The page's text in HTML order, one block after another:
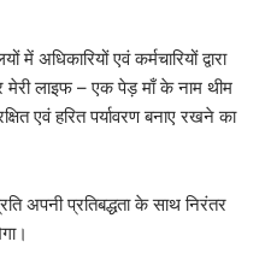
एवं कर्मचारियों द्वारा
मेरी लाइफ – एक पेड़ माँ के नाम थीम
एवं हरित पर्यावरण बनाए रखने का
अपनी प्रतिबद्धता के साथ निरंतर